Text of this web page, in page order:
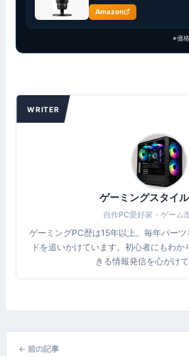
Amazon
※価
WRITER
ゲーミングスタイ
自作PC愛好家・ゲーム
ゲーミングPC歴は15年以上。毎年パー
ドを追いかけています。初心者にもわ
きる情報発信を心がけて
← 前の記事